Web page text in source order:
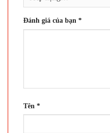
Đánh giá của bạn *
Tên *